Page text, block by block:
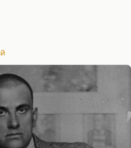
что это истеричный
он нашел какие-то
более добрые слова.
должен был быть ему
но он его, мало сказать,
ненавидел.
посмертно всякие
о Ленине вписал
и что он не верит ему. И